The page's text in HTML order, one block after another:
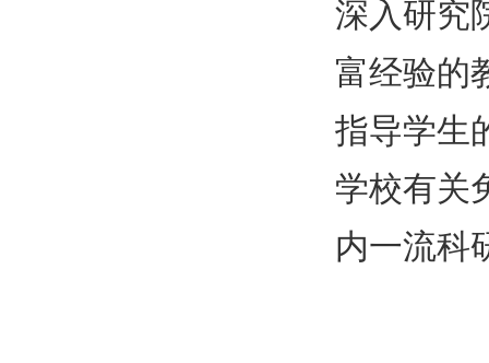
深入研究
富经验的
指导学生
学校有关
内一流科